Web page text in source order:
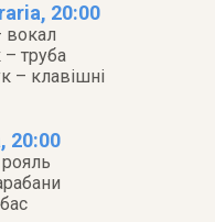
20:00
вокал
труба
– клавішні
20:00